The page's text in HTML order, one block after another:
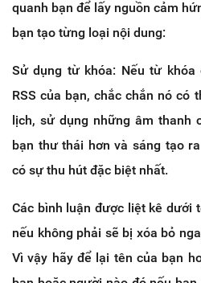
quanh bạn để lấy nguồn cảm
bạn tạo từng loại nội dung:
Sử dụng từ khóa: Nếu từ
RSS của bạn, chắc chắn nó có
lịch, sử dụng những âm thanh
bạn thư thái hơn và sáng tạo
có sự thu hút đặc biệt nhất.
Các bình luận được liệt kê dưới
nếu không phải sẽ bị xóa bỏ
Vì vậy hãy để lại tên của bạn